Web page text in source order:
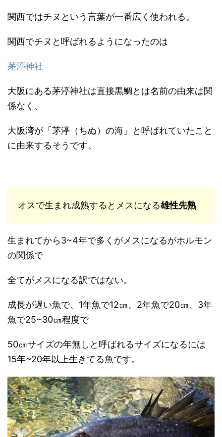
関西ではチヌという言葉が一番広く使われる。
関西でチヌと呼ばれるようになったのは
茅渟神社
大阪にある茅渟神社は直接黒鯛とは名前の由来は関
係なく、
大阪湾が「茅渟（ちぬ）の海」と呼ばれていたこと
に由来するそうです。
オスで生まれ成熟するとメスになる雄性先熟
生まれてから3~4年で多くがメスになるがホルモン
の関係で
全てがメスになる訳ではない。
成長が遅い魚で、1年魚で12㎝、2年魚で20㎝、3年
魚で25~30㎝程度で
50㎝サイズの年無しと呼ばれるサイズになるには
15年~20年以上生きてる魚です。